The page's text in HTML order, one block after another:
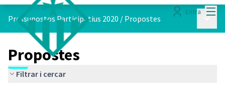
Entra
Pressupostos Participatius 2020 / Propostes
Propostes
Filtrar i cercar